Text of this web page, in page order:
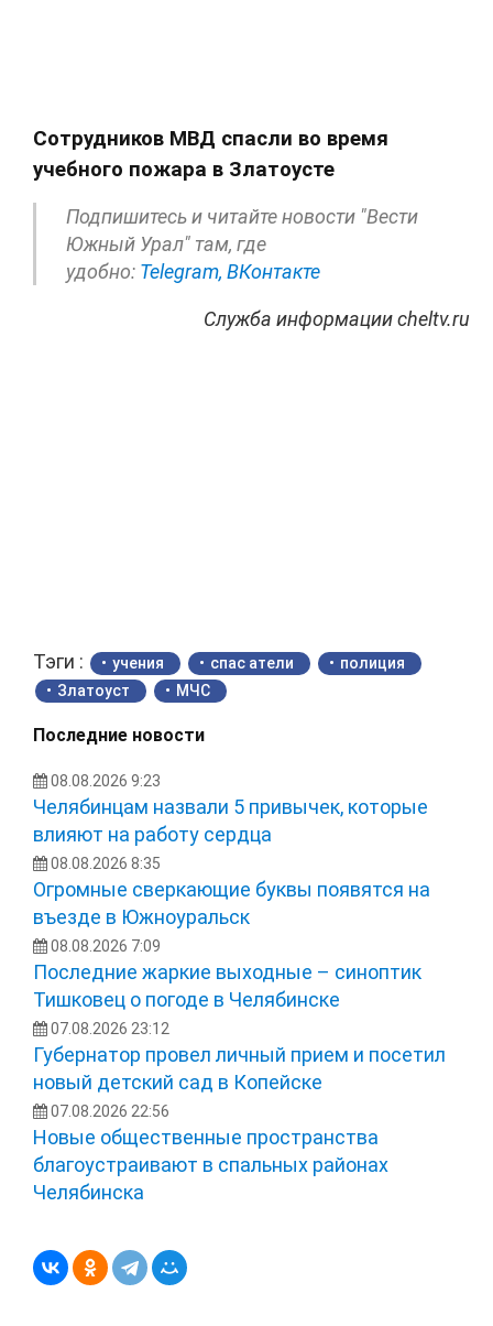
Сотрудников МВД спасли во время
учебного пожара в Златоусте
Подпишитесь и читайте новости "Вести
Южный Урал" там, где
удобно: Telegram, ВКонтакте
Служба информации cheltv.ru
Тэги : учения спас атели
полиция
Златоуст
МЧС
Последние новости
08.08.2026 9:23
Челябинцам назвали 5 привычек, которые
влияют на работу сердца
08.08.2026 8:35
Огромные сверкающие буквы появятся на
въезде в Южноуральск
08.08.2026 7:09
Последние жаркие выходные – синоптик
Тишковец о погоде в Челябинске
07.08.2026 23:12
Губернатор провел личный прием и посетил
новый детский сад в Копейске
07.08.2026 22:56
Новые общественные пространства
благоустраивают в спальных районах
Челябинска